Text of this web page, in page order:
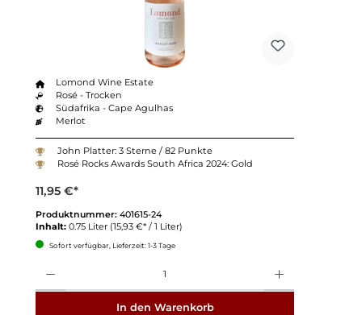
Lomond Wine Estate
Rosé - Trocken
Südafrika - Cape Agulhas
Merlot
John Platter: 3 Sterne / 82 Punkte
Rosé Rocks Awards South Africa 2024: Gold
11,95 €*
Produktnummer: 401615-24
Inhalt: 0.75 Liter (15,93 €* / 1 Liter)
Sofort verfügbar, Lieferzeit: 1-3 Tage
In den Warenkorb